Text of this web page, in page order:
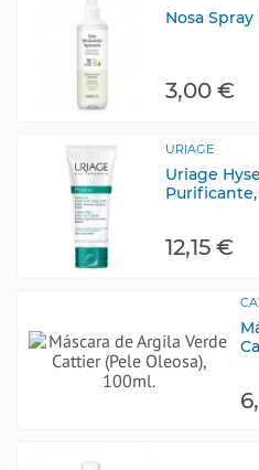
Nosa
3,00 €
URIAGE
Uriage
12,15 €